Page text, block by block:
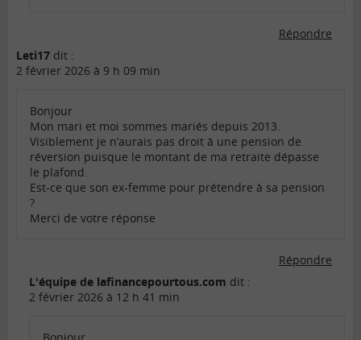
Répondre
Leti17 dit :
2 février 2026 à 9 h 09 min
Bonjour
Mon mari et moi sommes mariés depuis 2013.
Visiblement je n’aurais pas droit à une pension de
réversion puisque le montant de ma retraite dépasse
le plafond.
Est-ce que son ex-femme pour prétendre à sa pension
?
Merci de votre réponse
Répondre
L'équipe de lafinancepourtous.com dit :
2 février 2026 à 12 h 41 min